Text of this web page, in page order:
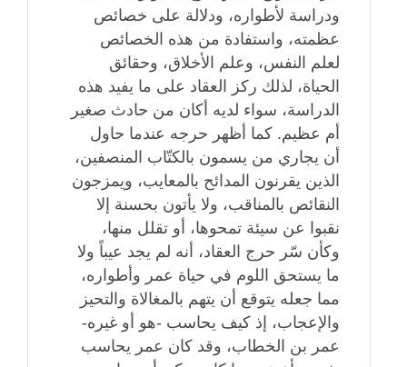
ودراسة لأطواره، ودلالة على خصائص
عظمته، واستفادة من هذه الخصائص
لعلم النفس، وعلم الأخلاق، وحقائق
الحياة، لذلك ركز العقاد على ما يفيد هذه
الدراسة، سواء لديه أكان من حادث صغير
أم عظيم. كما أظهر حرجه عندما حاول
أن يجاري من يسمون بالكتّاب المنصفين،
الذين يقرنون المدائح بالمعايب، ويمزجون
النقائص بالمناقب، ولا يأتون بحسنة إلا
نقبوا عن سيئة تمحوها، أو تقلل منها،
وكأن سّر حرج العقاد، أنه لم يجد عيباً ولا
ما يستحق اللوم في حياة عمر وأطواره،
مما جعله يتوقع أن يتهم بالمغالاة والتحيز
والإعجاب، إذ كيف يحاسب -هو أو غيره-
عمر بن الخطاب، وقد كان عمر يحاسب